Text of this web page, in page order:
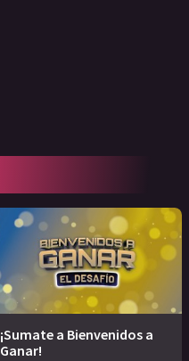
¡Sumate a Bienvenidos a
Ganar!